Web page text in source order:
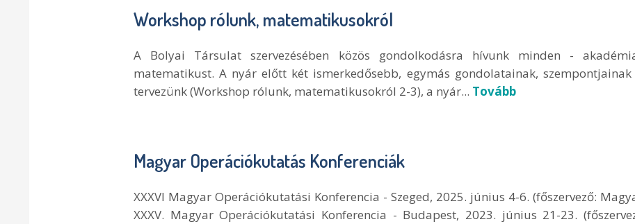
Workshop rólunk, matematikusokról
A Bolyai Társulat szervezésében közös gondolkodásra hívunk minden -
matematikust. A nyár előtt két ismerkedősebb, egymás gondolatainak,
tervezünk (Workshop rólunk, matematikusokról 2-3), a nyár... Tovább
Magyar Operációkutatás Konferenciák
XXXVI Magyar Operációkutatási Konferencia - Szeged, 2025. június 4-6. (főszervező:
XXXV. Magyar Operációkutatási Konferencia - Budapest, 2023. június 21-23.